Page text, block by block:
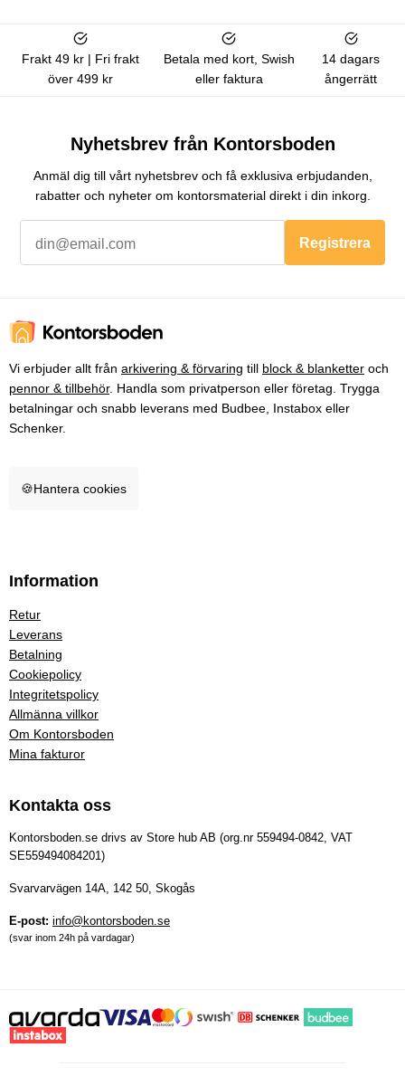
Frakt 49 kr | Fri frakt
över 499 kr
Betala med kort, Swish
eller faktura
14 dagars
ångerrätt
Nyhetsbrev från Kontorsboden
Anmäl dig till vårt nyhetsbrev och få exklusiva erbjudanden,
rabatter och nyheter om kontorsmaterial direkt i din inkorg.
Registrera
Vi erbjuder allt från arkivering & förvaring till block & blanketter och
pennor & tillbehör. Handla som privatperson eller företag. Trygga
betalningar och snabb leverans med Budbee, Instabox eller
Schenker.
🍪Hantera cookies
Information
Retur
Leverans
Betalning
Cookiepolicy
Integritetspolicy
Allmänna villkor
Om Kontorsboden
Mina fakturor
Kontakta oss
Kontorsboden.se drivs av Store hub AB (org.nr 559494-0842, VAT
SE559494084201)
Svarvarvägen 14A, 142 50, Skogås
E-post: info@kontorsboden.se
(svar inom 24h på vardagar)